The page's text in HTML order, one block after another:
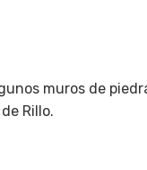
muros de
Rillo.